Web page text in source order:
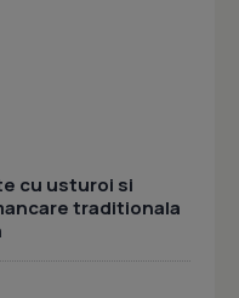
cu usturoi si
traditionala